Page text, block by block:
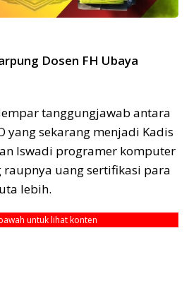
Dosen FH Ubaya
tanggungjawab antara
yang sekarang menjadi Kadis
Iswadi programer komputer
raupnya uang sertifikasi para
lebih.
untuk lihat konten